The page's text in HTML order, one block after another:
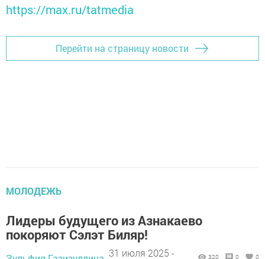
https://max.ru/tatmedia
Перейти на страницу новости
МОЛОДЕЖЬ
Лидеры будущего из Азнакаево
покоряют Сэлэт Биляр!
31 июля 2025 -
320 0 0